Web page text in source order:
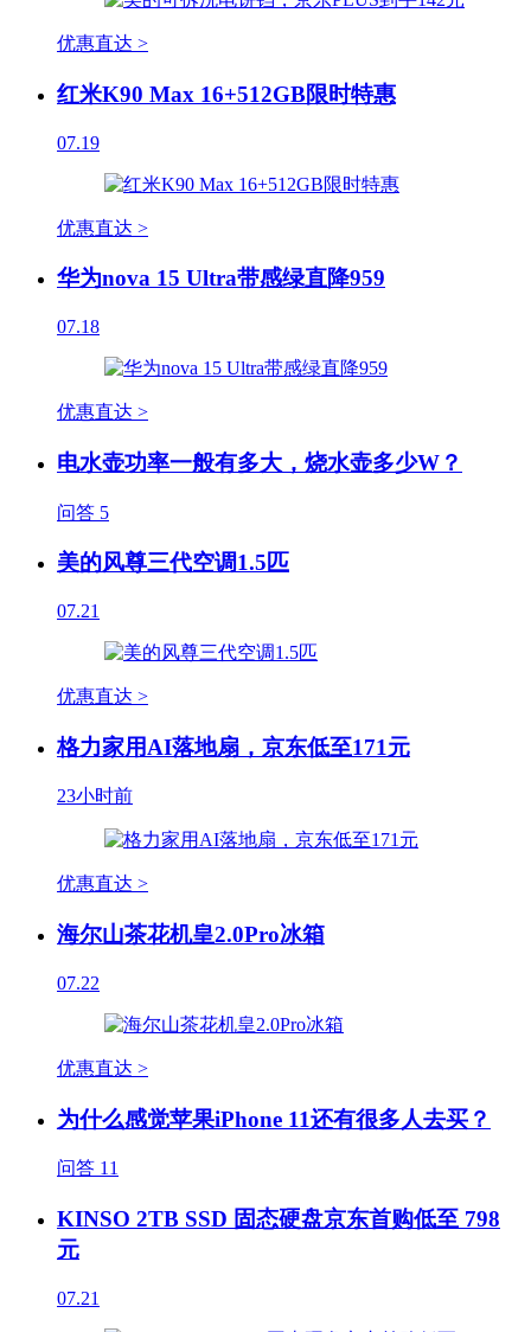
优惠直达 >
红米K90 Max 16+512GB限时特惠
07.19
优惠直达 >
华为nova 15 Ultra带感绿直降959
07.18
优惠直达 >
电水壶功率一般有多大，烧水壶多少W？
问答 5
美的风尊三代空调1.5匹
07.21
优惠直达 >
格力家用AI落地扇，京东低至171元
23小时前
优惠直达 >
海尔山茶花机皇2.0Pro冰箱
07.22
优惠直达 >
为什么感觉苹果iPhone 11还有很多人去买？
问答 11
KINSO 2TB SSD 固态硬盘京东首购低至 798
元
07.21